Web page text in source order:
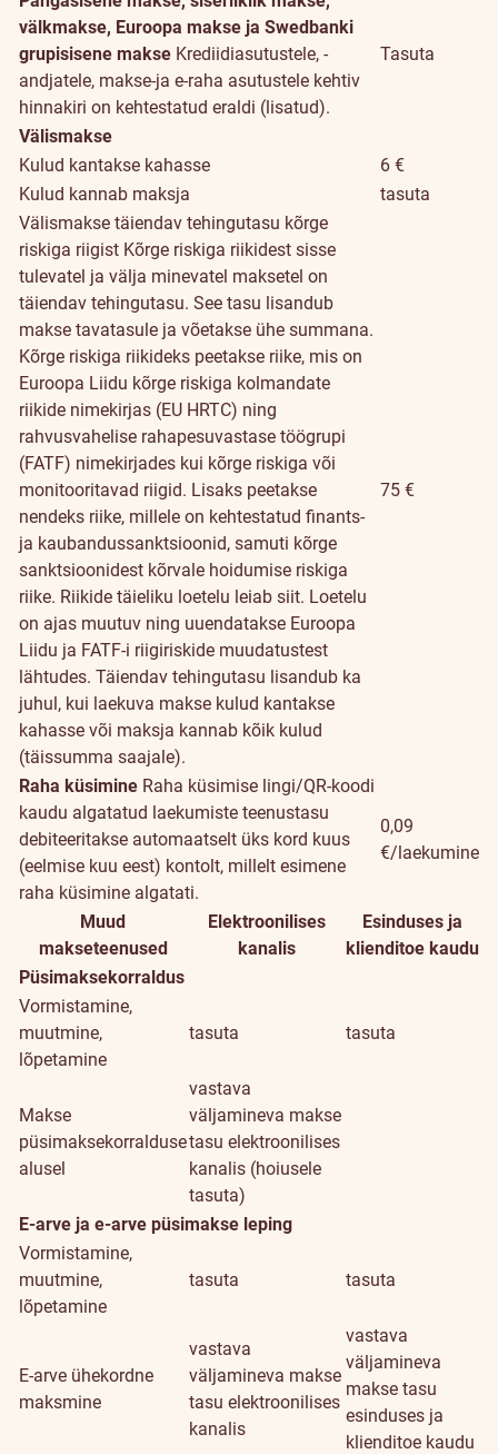
välkmakse, Euroopa makse ja Swedbanki
grupisisene makse Krediidiasutustele, -
andjatele, makse-ja e-raha asutustele kehtiv
hinnakiri on kehtestatud eraldi (lisatud).
Tasuta
Välismakse
Kulud kantakse kahasse
6 €
Kulud kannab maksja
tasuta
Välismakse täiendav tehingutasu kõrge
riskiga riigist Kõrge riskiga riikidest sisse
tulevatel ja välja minevatel maksetel on
täiendav tehingutasu. See tasu lisandub
makse tavatasule ja võetakse ühe summana.
Kõrge riskiga riikideks peetakse riike, mis on
Euroopa Liidu kõrge riskiga kolmandate
riikide nimekirjas (EU HRTC) ning
rahvusvahelise rahapesuvastase töögrupi
(FATF) nimekirjades kui kõrge riskiga või
monitooritavad riigid. Lisaks peetakse
nendeks riike, millele on kehtestatud finants-
ja kaubandussanktsioonid, samuti kõrge
sanktsioonidest kõrvale hoidumise riskiga
riike. Riikide täieliku loetelu leiab siit. Loetelu
on ajas muutuv ning uuendatakse Euroopa
Liidu ja FATF-i riigiriskide muudatustest
lähtudes. Täiendav tehingutasu lisandub ka
juhul, kui laekuva makse kulud kantakse
kahasse või maksja kannab kõik kulud
(täissumma saajale).
75 €
Raha küsimine Raha küsimise lingi/QR-koodi
kaudu algatatud laekumiste teenustasu
debiteeritakse automaatselt üks kord kuus
(eelmise kuu eest) kontolt, millelt esimene
raha küsimine algatati.
0,09
€/laekumine
Muud
makseteenused
Elektroonilises
kanalis
Esinduses ja
klienditoe kaudu
Püsimaksekorraldus
Vormistamine,
muutmine,
lõpetamine
tasuta tasuta
Makse
püsimaksekorralduse
alusel
vastava
väljamineva makse
tasu elektroonilises
kanalis (hoiusele
tasuta)
E-arve ja e-arve püsimakse leping
Vormistamine,
muutmine,
lõpetamine
tasuta tasuta
E-arve ühekordne
maksmine
vastava
väljamineva makse
tasu elektroonilises
kanalis
vastava
väljamineva
makse tasu
esinduses ja
klienditoe kaudu